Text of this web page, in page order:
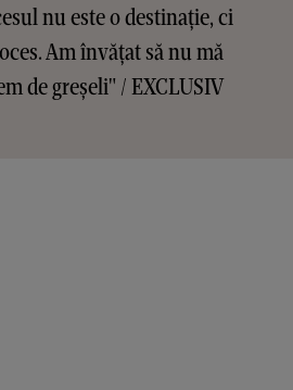
nu este o destinație, ci
Am învățat să nu mă
de greșeli" / EXCLUSIV